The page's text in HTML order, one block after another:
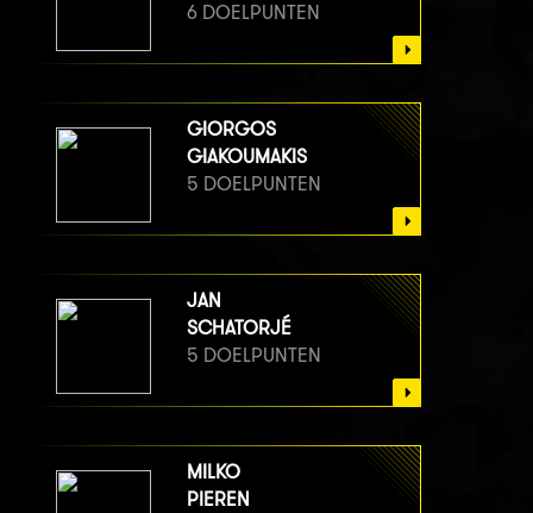
6 DOELPUNTEN
GIORGOS
GIAKOUMAKIS
5 DOELPUNTEN
JAN
SCHATORJÉ
5 DOELPUNTEN
MILKO
PIEREN